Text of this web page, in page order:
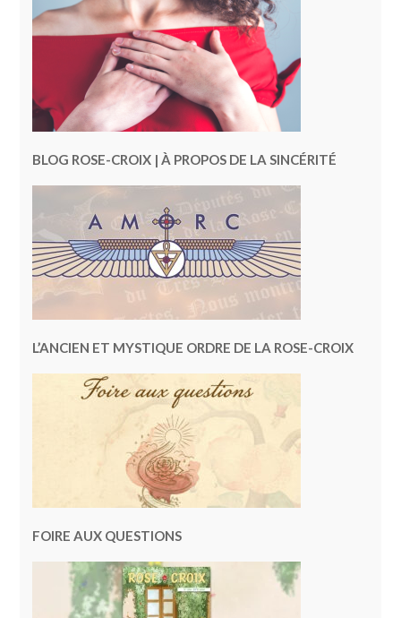
BLOG ROSE-CROIX | À PROPOS DE LA SINCÉRITÉ
L’ANCIEN ET MYSTIQUE ORDRE DE LA ROSE-CROIX
FOIRE AUX QUESTIONS